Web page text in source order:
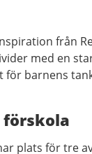
från
med en
för barnens
förskola
plats för tre